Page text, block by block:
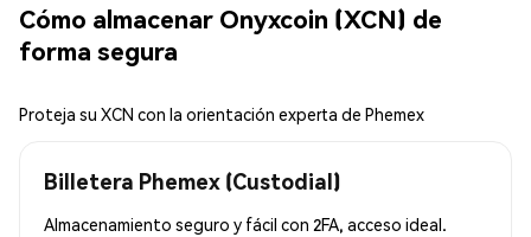
Cómo almacenar Onyxcoin (XCN) de
forma segura
Proteja su XCN con la orientación experta de Phemex
Billetera Phemex (Custodial)
Almacenamiento seguro y fácil con 2FA, acceso ideal.